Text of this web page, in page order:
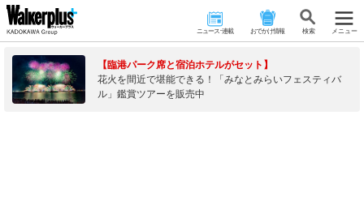
ニュース･連載 おでかけ情報 検 索 メニュー
【臨港パーク席と宿泊ホテルがセット】
花火を間近で堪能できる！「みなとみらいフェスティバ
ル」鑑賞ツアーを販売中